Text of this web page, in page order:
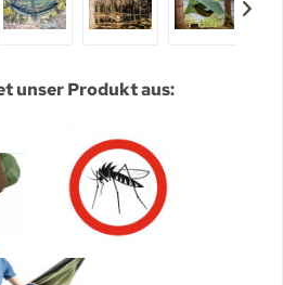
unser Produkt aus: